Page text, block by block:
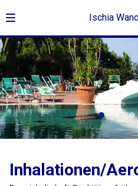
Ischia
Inhalationen/